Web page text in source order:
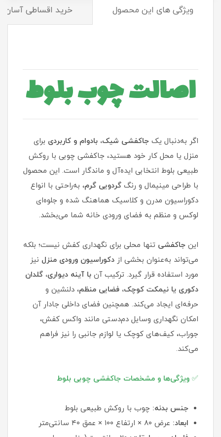
ویژگی های این محصول خرید اقساطی آسان
اصالت چوب بلوط
اگر به‌دنبال یک جاکفشی شیک، بادوام و کاربردی برای
منزل یا محل کار خود هستید، جاکفشی چوبی با روکش
طبیعی بلوط انتخابی ایده‌آل و ماندگار است. این محصول
با طراحی مینیمال و رنگ گردویی گرم، به‌راحتی با انواع
دکوراسیون مدرن و کلاسیک هماهنگ شده و جلوه‌ای
لوکس و منظم به فضای ورودی خانه شما می‌بخشد.
این جاکفشی تنها محلی برای نگهداری کفش نیست؛ بلکه
می‌تواند به‌عنوان بخشی از دکوراسیون ورودی منزل نیز
مورد استفاده قرار گیرد. ترکیب آن با آینه دیواری، گلدان
دکوری یا نیمکت کوچک، فضایی منظم، دلنشین و
حرفه‌ای ایجاد می‌کند. همچنین فضای داخلی جادار آن
امکان نگهداری وسایل دم‌دستی مانند واکس کفش،
جوراب، کیف‌های کوچک یا لوازم جانبی را نیز فراهم
می‌کند.
✅ ویژگی‌ها و مشخصات جاکفشی چوبی بلوط
جنس بدنه: چوب با روکش طبیعی بلوط
ابعاد: عرض ۸۰ × ارتفاع ۱۰۰ × عمق ۴۰ سانتی‌متر